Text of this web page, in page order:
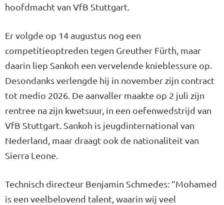
hoofdmacht van VfB Stuttgart.
Er volgde op 14 augustus nog een
competitieoptreden tegen Greuther Fürth, maar
daarin liep Sankoh een vervelende knieblessure op.
Desondanks verlengde hij in november zijn contract
tot medio 2026. De aanvaller maakte op 2 juli zijn
rentree na zijn kwetsuur, in een oefenwedstrijd van
VfB Stuttgart. Sankoh is jeugdinternational van
Nederland, maar draagt ook de nationaliteit van
Sierra Leone.
Technisch directeur Benjamin Schmedes: “Mohamed
is een veelbelovend talent, waarin wij veel